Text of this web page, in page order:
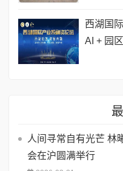
西湖国
AI + 园
人间寻常自有光芒 林
会在沪圆满举行